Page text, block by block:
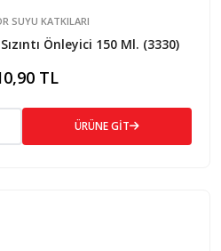
SUYU KATKILARI
Önleyici 150 Ml. (3330)
TL
ÜRÜNE GİT